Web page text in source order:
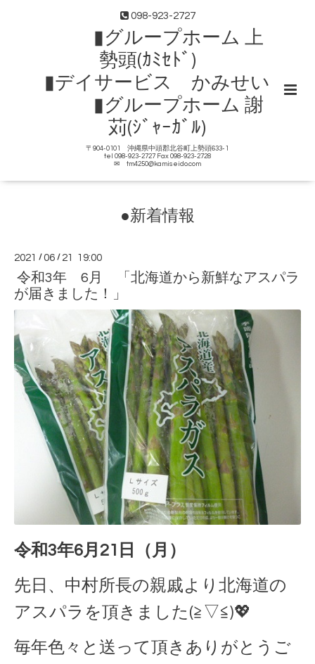
098-923-2727
▮グループホーム 上
勢頭(ｶﾐｾﾄﾞ)
▮デイサービス かみせい
▮グループホーム 謝
苅(ｼﾞｬｰｶﾞﾙ)
〒904-0101 沖縄県中頭郡北谷町上勢頭633-1
tel 098-923-2727 Fax 098-923-2728
✉ tm4250@kamiseido.com
●新着情報
2021 /06 / 21 19:00
令和3年 6月 「北海道から新鮮なアスパラ
が届きました！」
令和3年6月21日（月）
先日、中村所長の親戚より北海道の
アスパラを頂きました(≧▽≦)💖
毎年色々と送って頂きありがとうご